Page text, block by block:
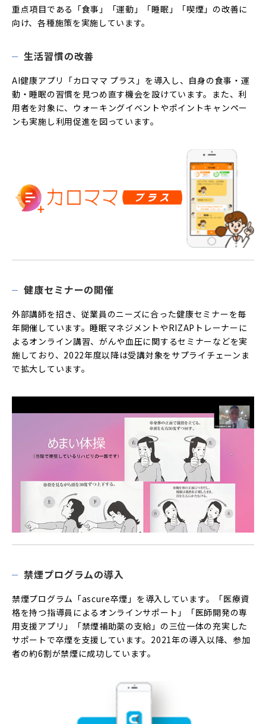
重点項目である「食事」「運動」「睡眠」「喫煙」の改善に
向け、各種施策を実施しています。
生活習慣の改善
AI健康アプリ「カロママ プラス」を導入し、自身の食事・運
動・睡眠の習慣を見つめ直す機会を設けています。また、利
用者を対象に、ウォーキングイベントやポイントキャンペー
ンも実施し利用促進を図っています。
健康セミナーの開催
外部講師を招き、従業員のニーズに合った健康セミナーを毎
年開催しています。睡眠マネジメントやRIZAPトレーナーに
よるオンライン講習、がんや血圧に関するセミナーなどを実
施しており、2022年度以降は受講対象をサプライチェーンま
で拡大しています。
禁煙プログラムの導入
禁煙プログラム「ascure卒煙」を導入しています。「医療資
格を持つ指導員によるオンラインサポート」「医師開発の専
用支援アプリ」「禁煙補助薬の支給」の三位一体の充実した
サポートで卒煙を支援しています。2021年の導入以降、参加
者の約6割が禁煙に成功しています。